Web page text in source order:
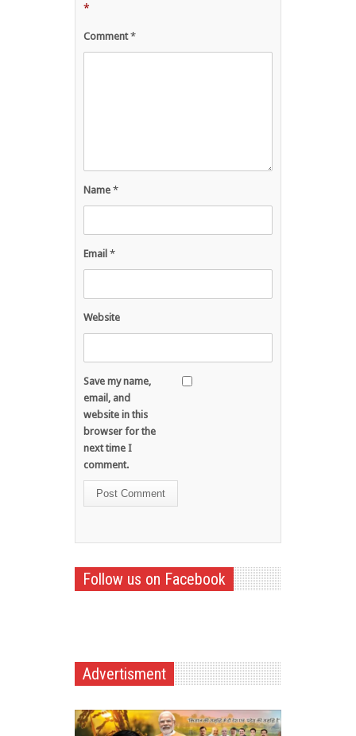
*
Comment*
Name *
Email *
Website
Save my name,
email, and
website in this
browser for the
next time I
comment.
Follow us on Facebook
Advertisment